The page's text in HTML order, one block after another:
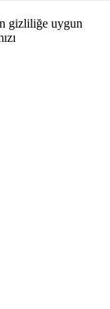
gizliliğe uygun